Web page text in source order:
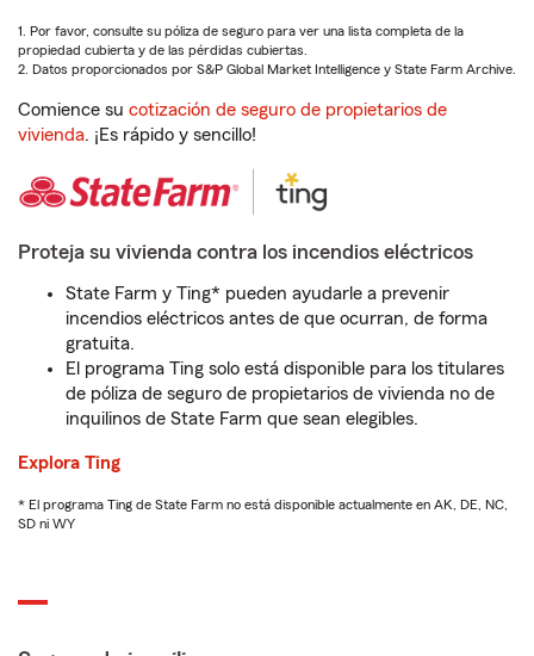
1. Por favor, consulte su póliza de seguro para ver una lista completa de la
propiedad cubierta y de las pérdidas cubiertas.
2. Datos proporcionados por S&P Global Market Intelligence y State Farm Archive.
Comience su cotización de seguro de propietarios de
vivienda. ¡Es rápido y sencillo!
Proteja su vivienda contra los incendios eléctricos
State Farm y Ting* pueden ayudarle a prevenir
incendios eléctricos antes de que ocurran, de forma
gratuita.
El programa Ting solo está disponible para los titulares
de póliza de seguro de propietarios de vivienda no de
inquilinos de State Farm que sean elegibles.
Explora Ting
* El programa Ting de State Farm no está disponible actualmente en AK, DE, NC,
SD ni WY